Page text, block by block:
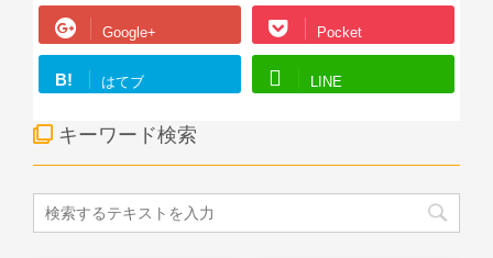
Google+ Pocket
B! はてブ LINE
キーワード検索